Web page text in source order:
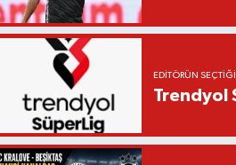
EDITÖRÜN SEÇTIĞI
Trendyol